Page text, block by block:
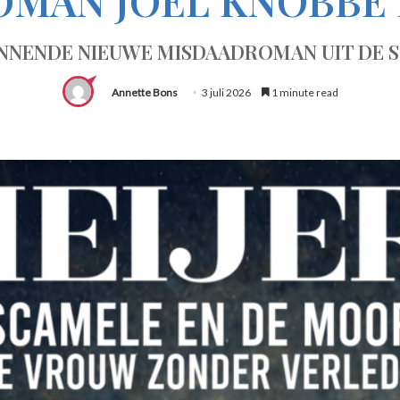
NIEUWE MISDAADROMAN UIT DE
Annette Bons 3 juli 2026 1 minute read